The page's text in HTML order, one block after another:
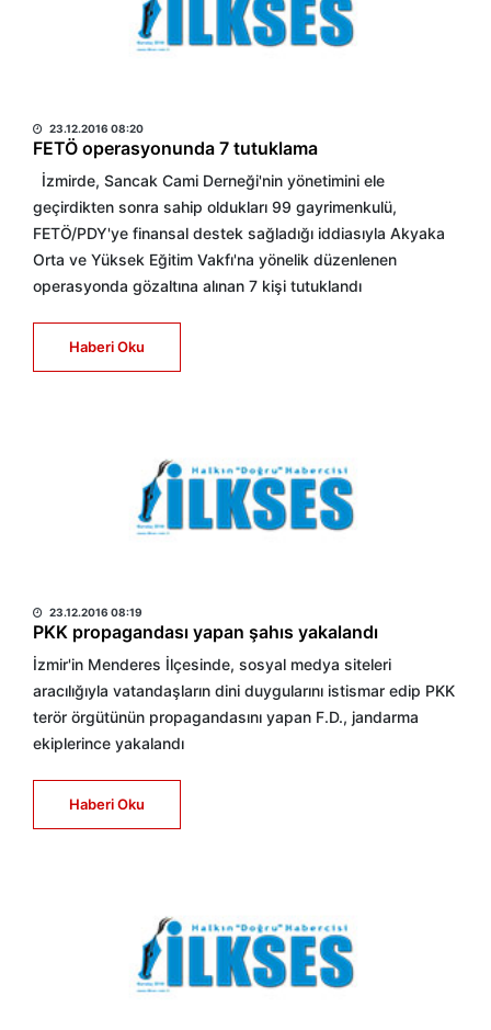
23.12.2016 08:20
FETÖ operasyonunda 7 tutuklama
İzmirde, Sancak Cami Derneği'nin yönetimini ele
geçirdikten sonra sahip oldukları 99 gayrimenkulü,
FETÖ/PDY'ye finansal destek sağladığı iddiasıyla Akyaka
Orta ve Yüksek Eğitim Vakfı'na yönelik düzenlenen
operasyonda gözaltına alınan 7 kişi tutuklandı
Haberi Oku
23.12.2016 08:19
PKK propagandası yapan şahıs yakalandı
İzmir'in Menderes İlçesinde, sosyal medya siteleri
aracılığıyla vatandaşların dini duygularını istismar edip PKK
terör örgütünün propagandasını yapan F.D., jandarma
ekiplerince yakalandı
Haberi Oku